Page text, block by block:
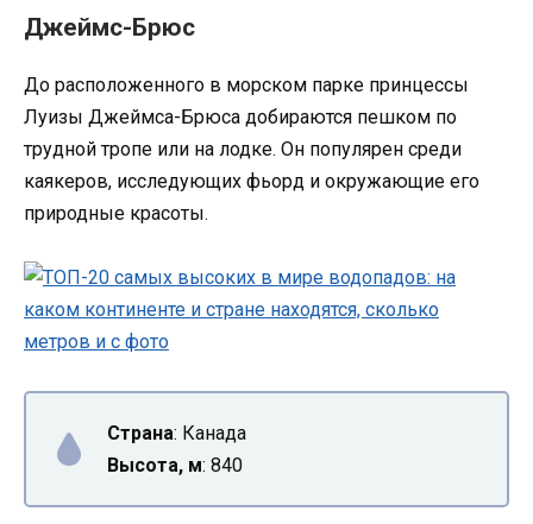
Джеймс-Брюс
До расположенного в морском парке принцессы
Луизы Джеймса-Брюса добираются пешком по
трудной тропе или на лодке. Он популярен среди
каякеров, исследующих фьорд и окружающие его
природные красоты.
Страна: Канада
Высота, м: 840